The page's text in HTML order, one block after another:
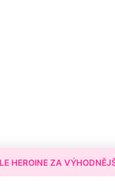
HEROINE ZA